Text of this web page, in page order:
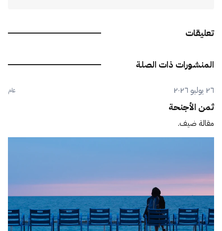
تعليقات
المنشورات ذات الصلة
٢٦ يوليو ٢٠٢٦ عام
ثمن الأجنحة
مقالة ضيف.